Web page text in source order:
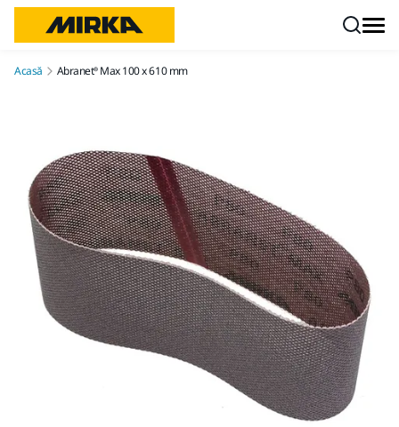
Acasă Abranet® Max 100 x 610 mm